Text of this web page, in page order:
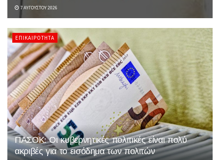
7 ΑΥΓΟΎΣΤΟΥ 2026
ΕΠΙΚΑΙΡΌΤΗΤΑ
ΠΑΣΟΚ: Οι κυβερνητικές πολιτικές είναι πολύ
ακριβές για το εισόδημα των πολιτών